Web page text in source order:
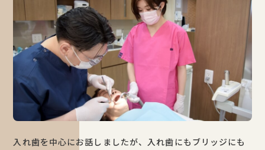
入れ歯を中心にお話しましたが、入れ歯にもブリッジにも